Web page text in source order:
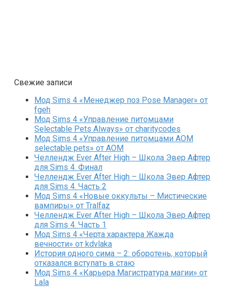
Свежие записи
Мод Sims 4 «Менеджер поз Pose Manager» от
fgeh
Мод Sims 4 «Управление питомцами
Selectable Pets Always» от charitycodes
Мод Sims 4 «Управление питомцами AOM
selectable pets» от AOM
Челлендж Ever After High – Школа Эвер Афтер
для Sims 4. Финал
Челлендж Ever After High – Школа Эвер Афтер
для Sims 4. Часть 2
Мод Sims 4 «Новые оккульты – Мистические
вампиры» от Tralfaz
Челлендж Ever After High – Школа Эвер Афтер
для Sims 4. Часть 1
Мод Sims 4 «Черта характера Жажда
вечности» от kdvlaka
История одного сима – 2: оборотень, который
отказался вступать в стаю
Мод Sims 4 «Карьера Магистратура магии» от
Lala